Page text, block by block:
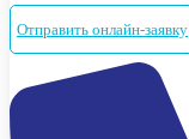
Отправить онлайн-заявку